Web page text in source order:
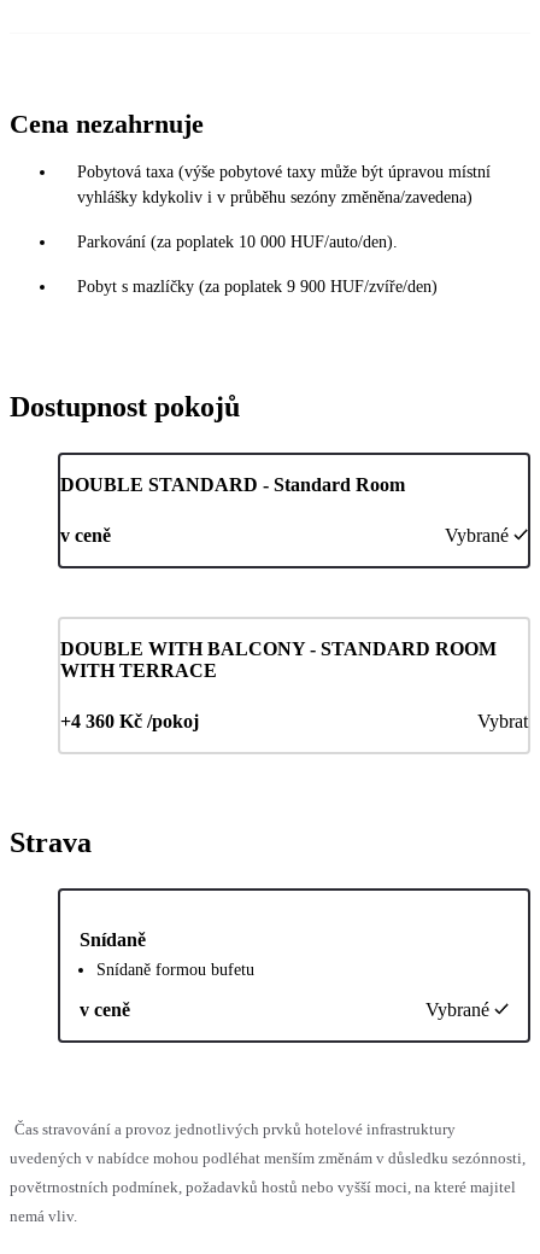
Cena nezahrnuje
Pobytová taxa (výše pobytové taxy může být úpravou místní
vyhlášky kdykoliv i v průběhu sezóny změněna/zavedena)
Parkování (za poplatek 10 000 HUF/auto/den).
Pobyt s mazlíčky (za poplatek 9 900 HUF/zvíře/den)
Dostupnost pokojů
DOUBLE STANDARD - Standard Room
v ceně Vybrané
DOUBLE WITH BALCONY - STANDARD ROOM
WITH TERRACE
+4 360 Kč /pokoj Vybrat
Strava
Snídaně
Snídaně formou bufetu
v ceně Vybrané
Čas stravování a provoz jednotlivých prvků hotelové infrastruktury
uvedených v nabídce mohou podléhat menším změnám v důsledku sezónnosti,
povětrnostních podmínek, požadavků hostů nebo vyšší moci, na které majitel
nemá vliv.